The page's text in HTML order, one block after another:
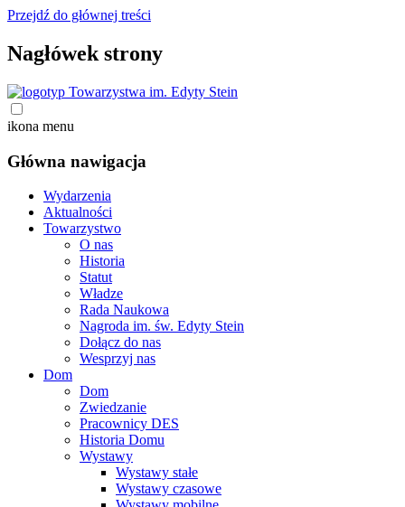
Przejdź do głównej treści
Nagłówek strony
ikona menu
Główna nawigacja
Wydarzenia
Aktualności
Towarzystwo
O nas
Historia
Statut
Władze
Rada Naukowa
Nagroda im. św. Edyty Stein
Dołącz do nas
Wesprzyj nas
Dom
Dom
Zwiedzanie
Pracownicy DES
Historia Domu
Wystawy
Wystawy stałe
Wystawy czasowe